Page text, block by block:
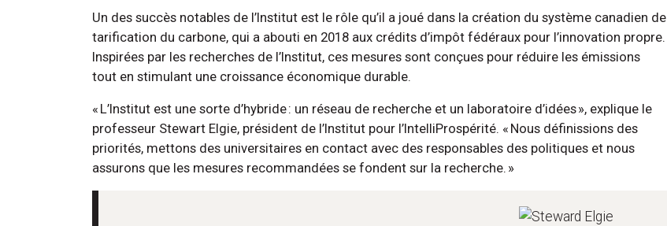
Un des succès notables de l’Institut est le rôle qu’il a joué dans la création du système canadien de
tarification du carbone, qui a abouti en 2018 aux crédits d’impôt fédéraux pour l’innovation propre.
Inspirées par les recherches de l’Institut, ces mesures sont conçues pour réduire les émissions
tout en stimulant une croissance économique durable.
« L’Institut est une sorte d’hybride : un réseau de recherche et un laboratoire d’idées », explique le
professeur Stewart Elgie, président de l’Institut pour l’IntelliProspérité. « Nous définissions des
priorités, mettons des universitaires en contact avec des responsables des politiques et nous
assurons que les mesures recommandées se fondent sur la recherche. »